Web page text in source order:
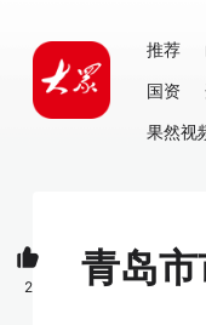
推荐
国资
果然视
青岛
2